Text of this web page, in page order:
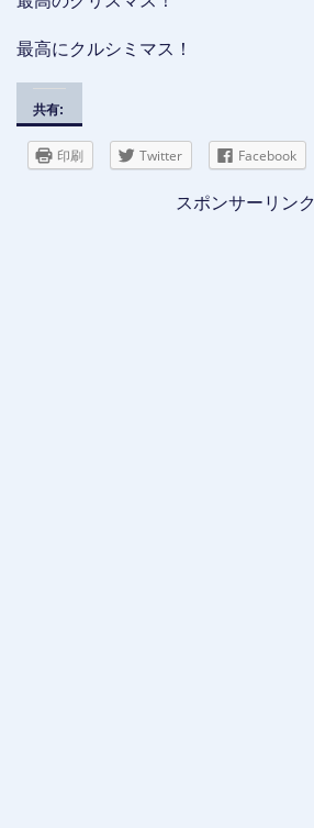
最高にクルシミマス！
共有:
印刷 Twitter Facebook
スポンサーリンク